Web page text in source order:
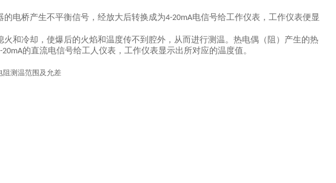
电桥产生不平衡信号，经放大后转换成为4-20mA电信号给工作仪表，工作仪表便显
和冷却，使爆后的火焰和温度传不到腔外，从而进行测温。热电偶（阻）产生的热
20mA的直流电信号给工人仪表，工作仪表显示出所对应的温度值。
阻测温范围及允差